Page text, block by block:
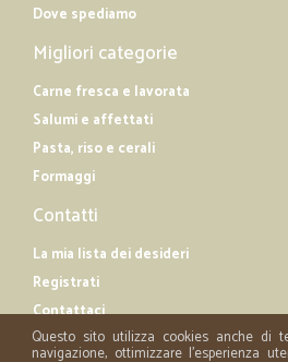
Dove spediamo
Migliori categorie
Carne fresca e lavorata
Salumi e affettati
Pasta, riso e cerali
Formaggi
Contatti
La mia lista dei desideri
Registrati
Contattaci
Questo sito utilizza cookies anche di
navigazione, ottimizzare l'esperienza